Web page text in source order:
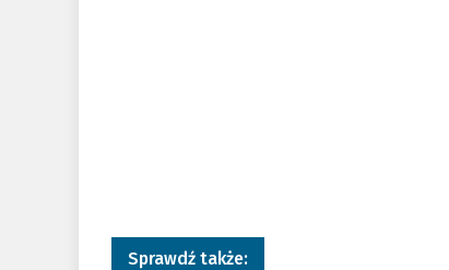
Sprawdź także: